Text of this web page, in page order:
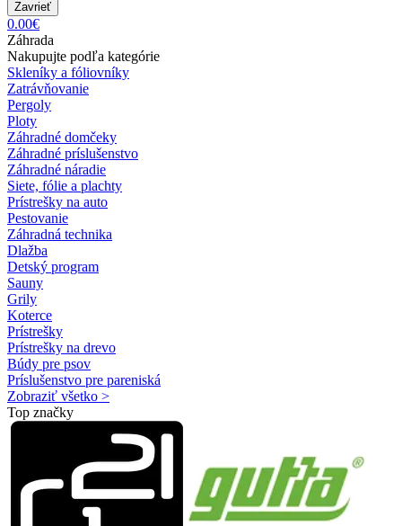
Zavrieť
0.00€
Záhrada
Nakupujte podľa kategórie
Skleníky a fóliovníky
Zatrávňovanie
Pergoly
Ploty
Záhradné domčeky
Záhradné príslušenstvo
Záhradné náradie
Siete, fólie a plachty
Prístrešky na auto
Pestovanie
Záhradná technika
Dlažba
Detský program
Sauny
Grily
Koterce
Prístrešky
Prístrešky na drevo
Búdy pre psov
Príslušenstvo pre pareniská
Zobraziť všetko >
Top značky